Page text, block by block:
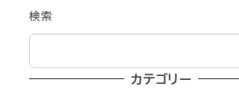
検索
カテゴリー